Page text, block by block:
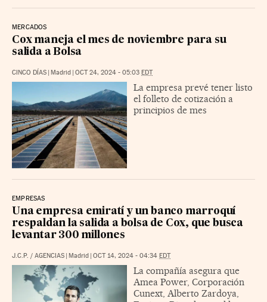
MERCADOS
Cox maneja el mes de noviembre para su
salida a Bolsa
CINCO DÍAS Madrid OCT 24, 2024 - 05:03 EDT
La empresa prevé tener listo
el folleto de cotización a
principios de mes
EMPRESAS
Una empresa emiratí y un banco marroquí
respaldan la salida a bolsa de Cox, que busca
levantar 300 millones
J.C.P. / AGENCIAS Madrid OCT 14, 2024 - 04:34 EDT
La compañía asegura que
Amea Power, Corporación
Cunext, Alberto Zardoya,